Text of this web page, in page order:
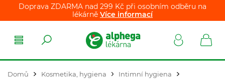
Doprava ZDARMA nad 299 Kč při osobním odběru na
lékárně Více informací
Domů Kosmetika, hygiena
Intimní hygiena